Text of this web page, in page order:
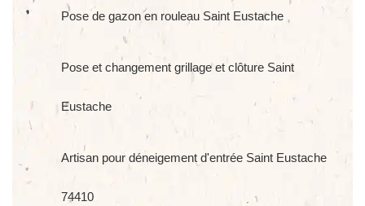
Pose de gazon en rouleau Saint Eustache
Pose et changement grillage et clôture Saint
Eustache
Artisan pour déneigement d'entrée Saint Eustache
74410